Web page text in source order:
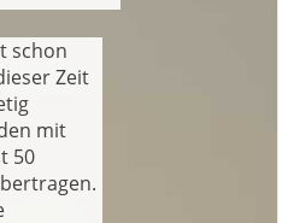
schon
Zeit
mit
50